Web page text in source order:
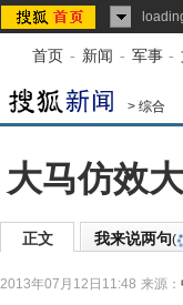
首页 - 新闻 - 军事 -
> 综合
大马仿效
正文 我来说两句(
2013年07月12日11:48 来源：